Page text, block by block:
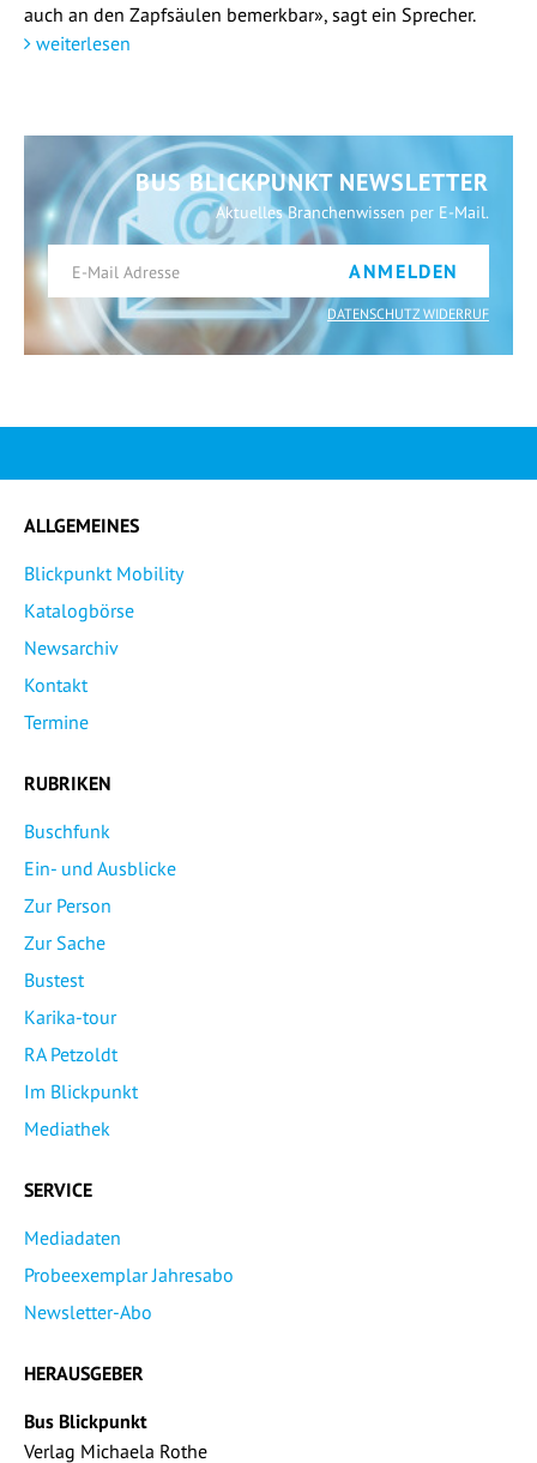
auch an den Zapfsäulen bemerkbar», sagt ein Sprecher.
weiterlesen
BUS BLICKPUNKT NEWSLETTER
Aktuelles Branchenwissen per E-Mail.
ANMELDEN
DATENSCHUTZ WIDERRUF
ALLGEMEINES
Blickpunkt Mobility
Katalogbörse
Newsarchiv
Kontakt
Termine
RUBRIKEN
Buschfunk
Ein- und Ausblicke
Zur Person
Zur Sache
Bustest
Karika-tour
RA Petzoldt
Im Blickpunkt
Mediathek
SERVICE
Mediadaten
Probeexemplar Jahresabo
Newsletter-Abo
HERAUSGEBER
Bus Blickpunkt
Verlag Michaela Rothe